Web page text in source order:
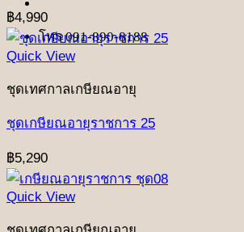
โทร 091-890-8188
฿4,990
Quick View
ชุดเทศกาลเกษียณอายุ
ชุดเกษียณอายุราชการ 25
฿5,290
Quick View